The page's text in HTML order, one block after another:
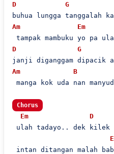
D
G
Am
Em
D
G
Am
B
manga kok uda nan
Chorus
Em D
ulah tadayo.. dek kilek
intan ditangan malah